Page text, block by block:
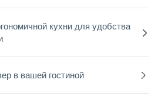
кухни для удобства
в вашей гостиной